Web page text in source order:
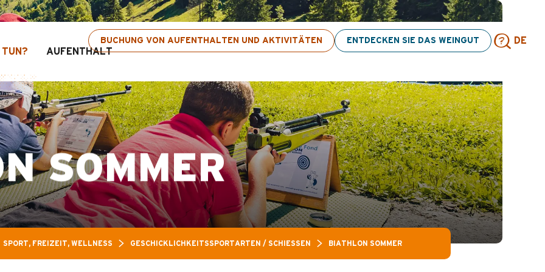
BUCHUNG VON AUFENTHALTEN UND AKTIVITÄTEN ENTDECKEN SIE DAS WEINGUT DE
Bis zu 30 % Rabatt auf ausgewählte Aktivitäten! > Hier klicken
TUN? AUFENTHALT
SOMMER
SPORT, FREIZEIT, WELLNESS GESCHICKLICHKEITSSPORTARTEN / SCHIESSEN BIATHLON SOMMER